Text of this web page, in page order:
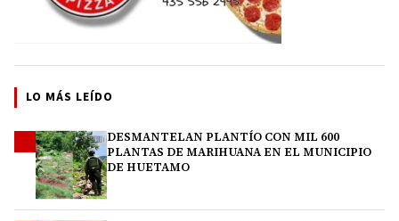
LO MÁS LEÍDO
DESMANTELAN PLANTÍO CON MIL 600
PLANTAS DE MARIHUANA EN EL MUNICIPIO
DE HUETAMO